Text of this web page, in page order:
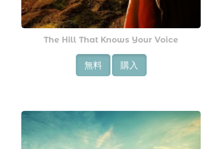
The Hill That Knows Your Voice
無料 購入